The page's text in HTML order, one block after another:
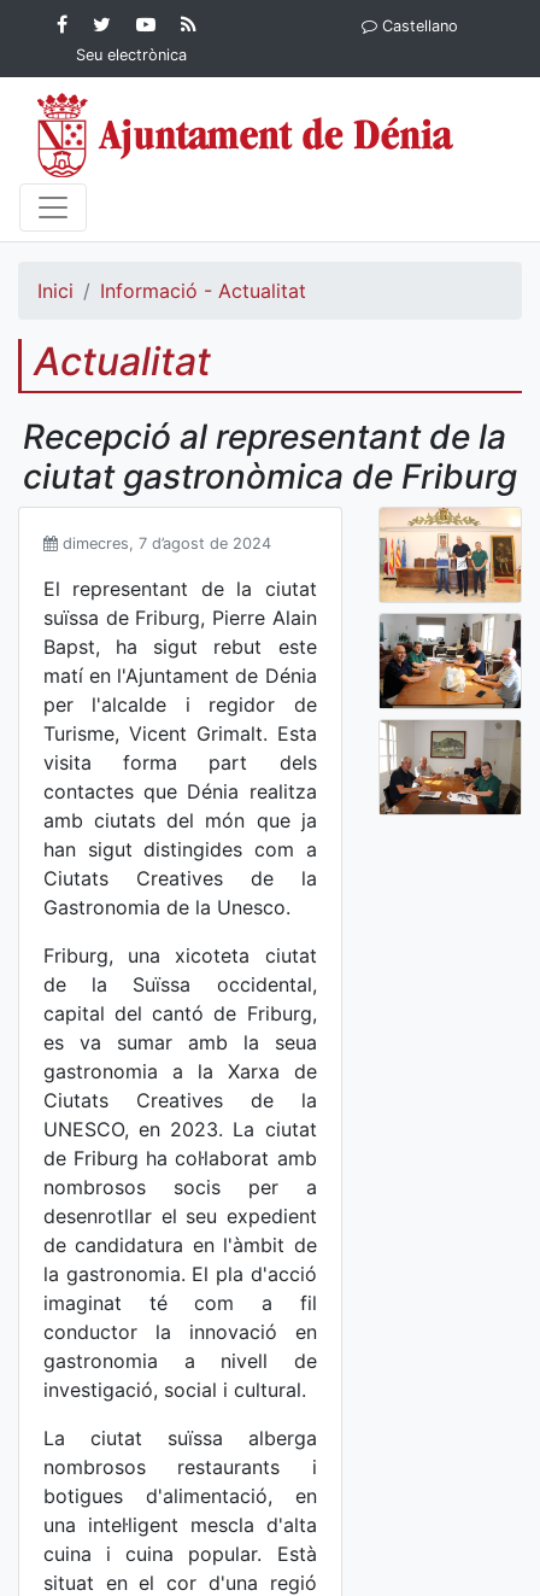
Contingut principalFacebook
Ajuntament de Dénia
Twitter
Ajuntament de
Dénia
YouTube
Ajuntament
de Dénia
Ajuntament
Seu electrònica
Castellano
Inici Informació - Actualitat
Actualitat
Recepció al representant de la
ciutat gastronòmica de Friburg
dimecres, 7 d’agost de 2024
El representant de la ciutat
suïssa de Friburg, Pierre Alain
Bapst, ha sigut rebut este
matí en l'Ajuntament de Dénia
per l'alcalde i regidor de
Turisme, Vicent Grimalt. Esta
visita forma part dels
contactes que Dénia realitza
amb ciutats del món que ja
han sigut distingides com a
Ciutats Creatives de la
Gastronomia de la Unesco.
Friburg, una xicoteta ciutat
de la Suïssa occidental,
capital del cantó de Friburg,
es va sumar amb la seua
gastronomia a la Xarxa de
Ciutats Creatives de la
UNESCO, en 2023. La ciutat
de Friburg ha col·laborat amb
nombrosos socis per a
desenrotllar el seu expedient
de candidatura en l'àmbit de
la gastronomia. El pla d'acció
imaginat té com a fil
conductor la innovació en
gastronomia a nivell de
investigació, social i cultural.
La ciutat suïssa alberga
nombrosos restaurants i
botigues d'alimentació, en
una intel·ligent mescla d'alta
cuina i cuina popular. Està
situat en el cor d'una regió